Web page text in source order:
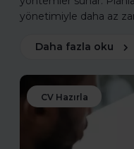
yönetimiyle daha az
Daha fazla oku
CV Hazırla